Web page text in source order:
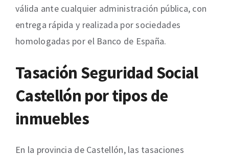
válida ante cualquier administración pública, con
entrega rápida y realizada por sociedades
homologadas por el Banco de España.
Tasación Seguridad Social
Castellón por tipos de
inmuebles
En la provincia de Castellón, las tasaciones